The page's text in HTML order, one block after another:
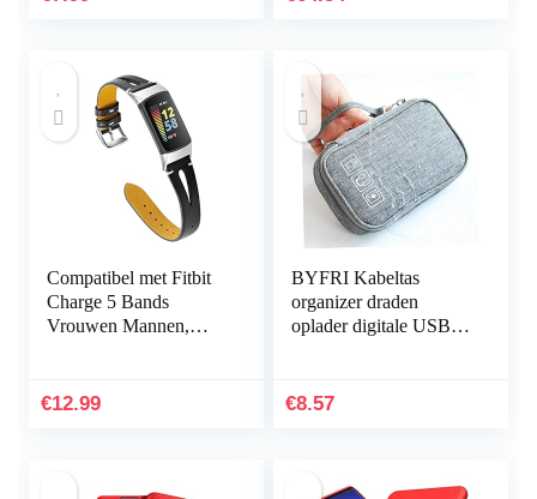
Compatibel met Fitbit
Charge 5 Bands
Vrouwen Mannen,
Horlogeband
€12.99
BYFRI Kabeltas
organizer draden
oplader digitale USB
hoofdtelefoondoos
€8.57